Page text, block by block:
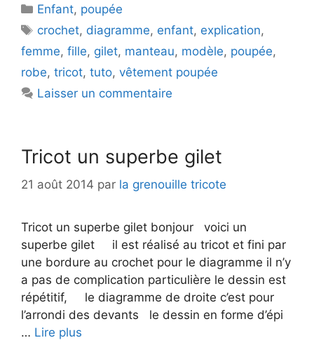
Catégories
Enfant, poupée
Étiquettes
crochet, diagramme, enfant, explication,
femme, fille, gilet, manteau, modèle, poupée,
robe, tricot, tuto, vêtement poupée
Laisser un commentaire
Tricot un superbe gilet
21 août 2014 par la grenouille tricote
Tricot un superbe gilet bonjour voici un
superbe gilet il est réalisé au tricot et fini par
une bordure au crochet pour le diagramme il n’y
a pas de complication particulière le dessin est
répétitif, le diagramme de droite c’est pour
l’arrondi des devants le dessin en forme d’épi
… Lire plus